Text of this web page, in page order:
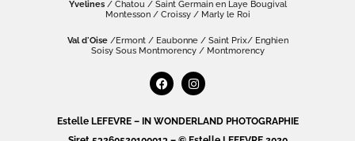
Yvelines/ Chatou / Saint Germain en Laye Bougival
Montesson / Croissy / Marly le Roi
Val d'Oise/Ermont / Eaubonne / Saint Prix/ Enghien
Soisy Sous Montmorency / Montmorency
Estelle LEFEVRE – IN WONDERLAND PHOTOGRAPHIE